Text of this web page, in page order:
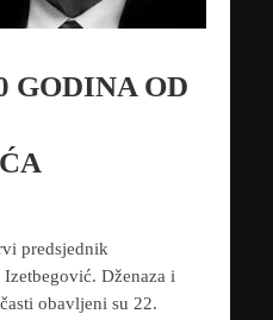
GODINA OD
predsjednik
Dženaza i
obavljeni su 22.